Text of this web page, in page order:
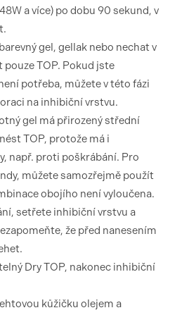
a více) po dobu 90 sekund, v
gel, gellak nebo nechat v
pouze TOP. Pokud jste
potřeba, můžete v této fázi
na inhibiční vrstvu.
gel má přirozený střední
TOP, protože má i
např. proti poškrábání. Pro
můžete samozřejmě použít
obojího není vyloučena.
setřete inhibiční vrstvu a
že před nanesením
Dry TOP, nakonec inhibiční
kůžičku olejem a